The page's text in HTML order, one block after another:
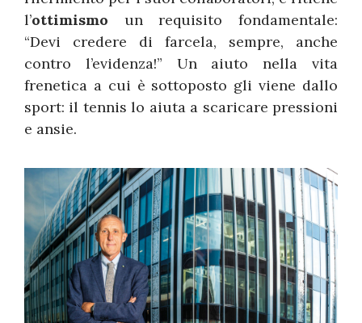
l’ottimismo un requisito fondamentale:
“Devi credere di farcela, sempre, anche
contro l’evidenza!” Un aiuto nella vita
frenetica a cui è sottoposto gli viene dallo
sport: il tennis lo aiuta a scaricare pressioni
e ansie.